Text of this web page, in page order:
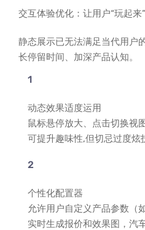
交互体验优化：让用户“玩起来”
静态展示已无法满足当代用户
长停留时间、加深产品认知。
动态效果适度运用
鼠标悬停放大、点击切换视
可提升趣味性,但切忌过度炫
个性化配置器
允许用户自定义产品参数（
实时生成报价和效果图，汽